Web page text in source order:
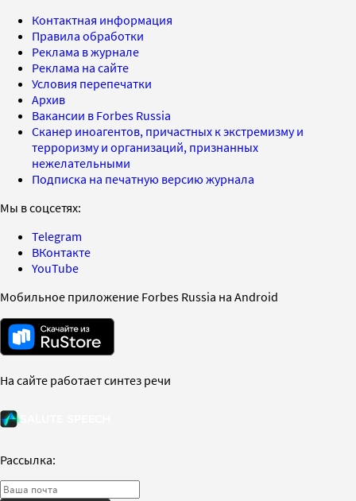
Контактная информация
Правила обработки
Реклама в журнале
Реклама на сайте
Условия перепечатки
Архив
Вакансии в Forbes Russia
Сканер иноагентов, причастных к экстремизму и
терроризму и организаций, признанных
нежелательными
Подписка на печатную версию журнала
Мы в соцсетях:
Telegram
ВКонтакте
YouTube
Мобильное приложение Forbes Russia на Android
На сайте работает синтез речи
Рассылка: